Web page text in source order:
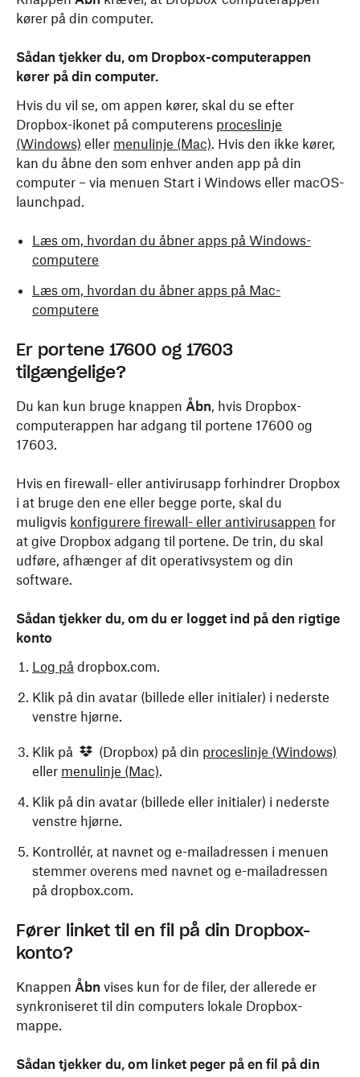
kører på din computer.
Sådan tjekker du, om Dropbox-computerappen
kører på din computer.
Hvis du vil se, om appen kører, skal du se efter
Dropbox-ikonet på computerens proceslinje
(Windows) eller menulinje (Mac). Hvis den ikke kører,
kan du åbne den som enhver anden app på din
computer – via menuen Start i Windows eller macOS-
launchpad.
Læs om, hvordan du åbner apps på Windows-
computere
Læs om, hvordan du åbner apps på Mac-
computere
Er portene 17600 og 17603
tilgængelige?
Du kan kun bruge knappen Åbn, hvis Dropbox-
computerappen har adgang til portene 17600 og
17603.
Hvis en firewall- eller antivirusapp forhindrer Dropbox
i at bruge den ene eller begge porte, skal du
muligvis konfigurere firewall- eller antivirusappen for
at give Dropbox adgang til portene. De trin, du skal
udføre, afhænger af dit operativsystem og din
software.
Sådan tjekker du, om du er logget ind på den rigtige
konto
Log på dropbox.com.
Klik på din avatar (billede eller initialer) i nederste
venstre hjørne.
Klik på (Dropbox) på din proceslinje (Windows)
eller menulinje (Mac).
Klik på din avatar (billede eller initialer) i nederste
venstre hjørne.
Kontrollér, at navnet og e-mailadressen i menuen
stemmer overens med navnet og e-mailadressen
på dropbox.com.
Fører linket til en fil på din Dropbox-
konto?
Knappen Åbn vises kun for de filer, der allerede er
synkroniseret til din computers lokale Dropbox-
mappe.
Sådan tjekker du, om linket peger på en fil på din